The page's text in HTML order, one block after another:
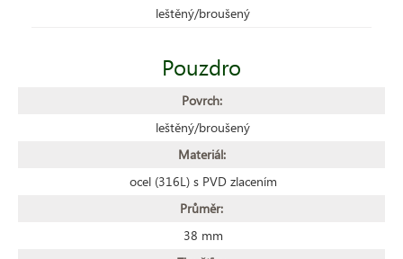
leštěný/broušený
Pouzdro
Povrch:
leštěný/broušený
Materiál:
ocel (316L) s PVD zlacením
Průměr:
38 mm